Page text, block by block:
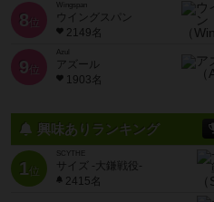
8 位
Wingspan
ウイングスパン
2149名
9 位
Azul
アズール
1903名
興味ありランキング
1位
SCYTHE
サイズ -大鎌戦役-
2415名